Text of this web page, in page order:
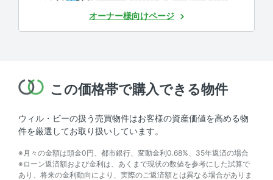
オーナー様向けページ
この価格帯で購入できる物件
ウィル・ビーの扱う売買物件はお客様の資産価値を高める物
件を厳選してお取り扱いしています。
※月々の金額は頭金0円、都市銀行、変動金利0.68%、35年返済の場合
※ローン返済額および金利は、あくまで現状の数値を参考にした試算で
あり、将来の金利動向により、実際のご返済額とは異なる場合がありま